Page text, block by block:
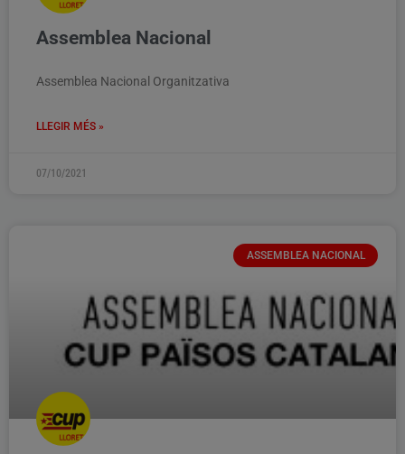
Assemblea Nacional
Assemblea Nacional Organitzativa
LLEGIR MÉS »
07/10/2021
ASSEMBLEA NACIONAL